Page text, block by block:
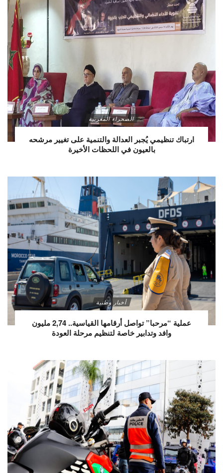
الصحراء المغربية
ارتباك تنظيمي يُجبر العدالة والتنمية على تغيير مرشحه
بالعيون في اللحظات الأخيرة
أخبار وطنية
عملية “مرحبا” تواصل أرقامها القياسية.. 2,74 مليون
وافد وتدابير خاصة لتنظيم مرحلة العودة